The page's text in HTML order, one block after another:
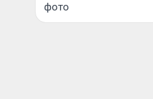
фото